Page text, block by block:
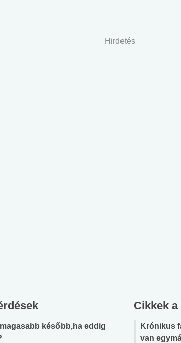
Hirdetés
később,ha eddig
Cikkek a
Krónikus
van